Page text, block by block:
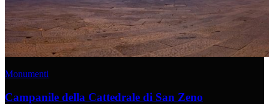
Monumenti
Campanile della Cattedrale di San Zeno